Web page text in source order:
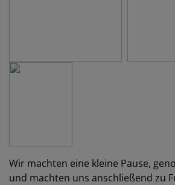
Wir machten eine kleine Pause,
und machten uns anschließend zu